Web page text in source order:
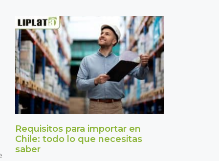
Requisitos para importar en
Chile: todo lo que necesitas
saber